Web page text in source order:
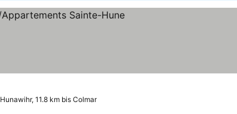
Hunawihr, 11.8 km bis Colmar